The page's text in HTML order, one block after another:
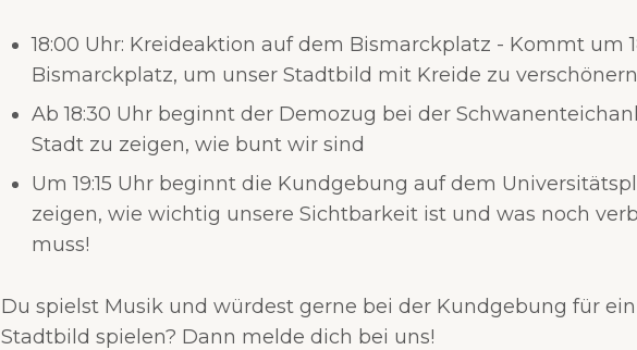
18:00 Uhr: Kreideaktion auf dem Bismarckplatz - Kommt um
Bismarckplatz, um unser Stadtbild mit Kreide zu
Ab 18:30 Uhr beginnt der Demozug bei der
Stadt zu zeigen, wie bunt wir sind
Um 19:15 Uhr beginnt die Kundgebung auf dem
zeigen, wie wichtig unsere Sichtbarkeit ist und was noch
muss!
Du spielst Musik und würdest gerne bei der Kundgebung für
Stadtbild spielen? Dann melde dich bei uns!